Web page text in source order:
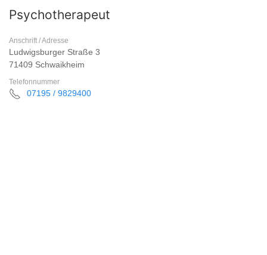
Psychotherapeut
Anschrift / Adresse
Ludwigsburger Straße 3
71409 Schwaikheim
Telefonnummer
07195 / 9829400